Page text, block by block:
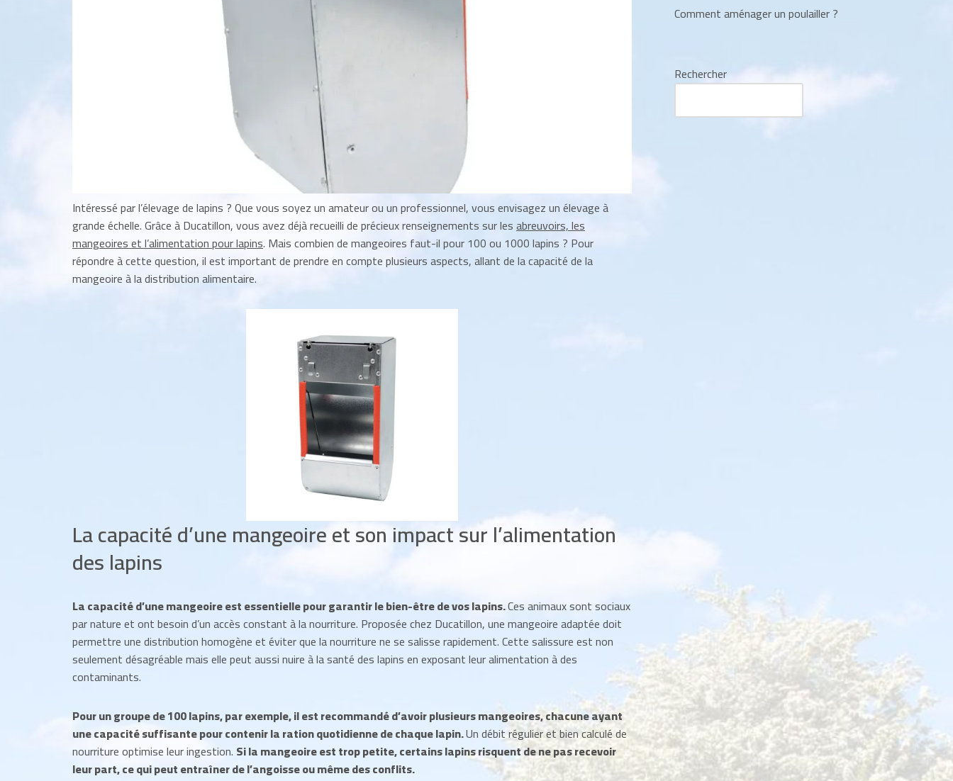
Intéressé par l’élevage de lapins ? Que vous soyez un amateur ou un professionnel, vous envisagez un élevage à
grande échelle. Grâce à Ducatillon, vous avez déjà recueilli de précieux renseignements sur lesabreuvoirs, les
mangeoires et l’alimentation pour lapins. Mais combien de mangeoires faut-il pour 100 ou 1000 lapins ? Pour
répondre à cette question, il est important de prendre en compte plusieurs aspects, allant de la capacité de la
mangeoire à la distribution alimentaire.
La capacité d’une mangeoire et son impact sur l’alimentation
des lapins
La capacité d’une mangeoire est essentielle pour garantir le bien-être de vos lapins.Ces animaux sont sociaux
par nature et ont besoin d’un accès constant à la nourriture. Proposée chez Ducatillon, une mangeoire adaptée doit
permettre une distribution homogène et éviter que la nourriture ne se salisse rapidement. Cette salissure est non
seulement désagréable mais elle peut aussi nuire à la santé des lapins en exposant leur alimentation à des
contaminants.
Pour un groupe de 100 lapins, par exemple, il est recommandé d’avoir plusieurs mangeoires, chacune ayant
une capacité suffisante pour contenir la ration quotidienne de chaque lapin.Un débit régulier et bien calculé de
nourriture optimise leur ingestion. Si la mangeoire est trop petite, certains lapins risquent de ne pas recevoir
leur part, ce qui peut entraîner de l’angoisse ou même des conflits.
Comment aménager un poulailler ?
Rechercher